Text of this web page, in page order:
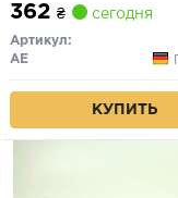
362 ₴ сегодня
Артикул:
AE
КУПИТЬ